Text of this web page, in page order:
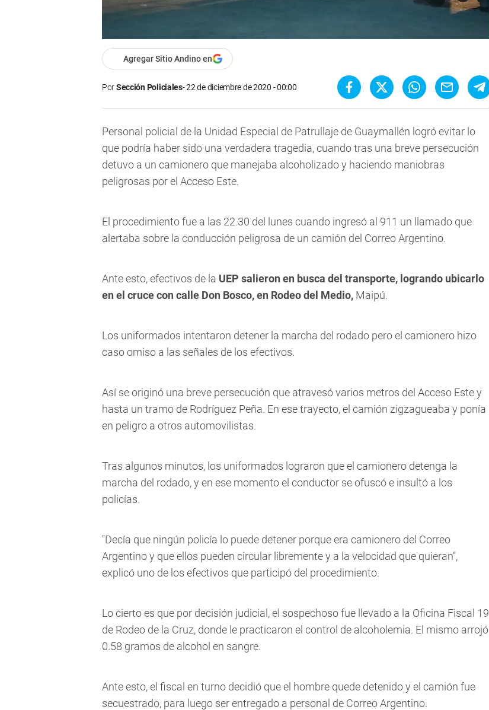
Agregar Sitio Andino en
PorSección Policiales 22 de diciembre de 2020 - 00:00
Personal policial de la Unidad Especial de Patrullaje de Guaymallén logró evitar lo
que podría haber sido una verdadera tragedia,cuando tras una breve persecución
detuvo a un camionero que manejaba alcoholizado y haciendo maniobras
peligrosas por el Acceso Este.
El procedimiento fue a las 22.30 del lunes cuando ingresó al 911 un llamado que
alertaba sobre la conducción peligrosa de un camión del Correo Argentino.
Ante esto, efectivos de la UEP salieron en busca del transporte, logrando ubicarlo
en el cruce con calle Don Bosco, en Rodeo del Medio, Maipú.
Los uniformados intentaron detener la marcha del rodado pero el camionero hizo
caso omiso a las señales de los efectivos.
Así se originó una breve persecución que atravesó varios metros del Acceso Este y
hasta un tramo de Rodríguez Peña. En ese trayecto, el camión zigzagueaba y ponía
en peligro a otros automovilistas.
Tras algunos minutos, los uniformados lograron que el camionero detenga la
marcha del rodado, y en ese momento el conductor se ofuscó e insultó a los
policías.
"Decía que ningún policía lo puede detener porque era camionero del Correo
Argentino y que ellos pueden circular libremente y a la velocidad que quieran",
explicó uno de los efectivos que participó del procedimiento.
Lo cierto es que por decisión judicial, el sospechoso fue llevado a la Oficina Fiscal 19
de Rodeo de la Cruz, donde le practicaron el control de alcoholemia. El mismo arrojó
0.58 gramos de alcohol en sangre.
Ante esto, el fiscal en turno decidió que el hombre quede detenido y el camión fue
secuestrado, para luego ser entregado a personal de Correo Argentino.